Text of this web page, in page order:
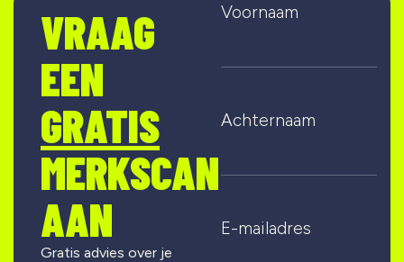
VRAAG
EEN
GRATIS
MERKSCAN
AAN
Gratis advies over je
Voornaam
Achternaam
E-mailadres